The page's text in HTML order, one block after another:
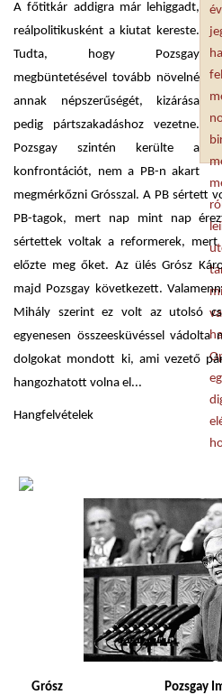
A főtitkár addigra már lehiggadt,
reálpolitikusként a kiutat kereste.
Tudta, hogy Pozsgay
megbüntetésével tovább növelné
annak népszerűségét, kizárása
pedig pártszakadáshoz vezetne.
Pozsgay szintén kerülte a
konfrontációt, nem a PB-n akart
megmérkőzni Grósszal. A PB sértett
PB-tagok, mert nap mint nap
sértettek voltak a reformerek, mert
előzte meg őket. Az ülés Grósz
majd Pozsgay következett.
Mihály szerint ez volt az utolsó
egyenesen összeesküvéssel vádolta
dolgokat mondott ki, ami vezető
hangozhatott volna el...
Hangfelvételek
Grósz
Pozsgay